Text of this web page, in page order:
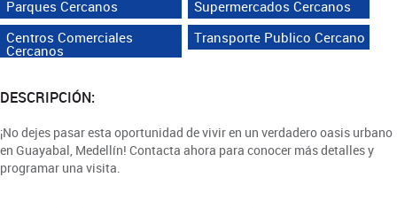
Parques Cercanos
Supermercados Cercanos
Centros Comerciales
Cercanos
Transporte Publico Cercano
DESCRIPCIÓN:
¡No dejes pasar esta oportunidad de vivir en un verdadero oasis urbano
en Guayabal, Medellín! Contacta ahora para conocer más detalles y
programar una visita.